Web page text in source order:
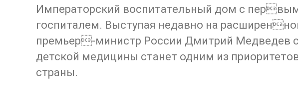
Императорский воспитательный дом с
госпиталем. Выступая недавно на
премьер-министр России Дмитрий Медведев
детской медицины станет одним из
страны.